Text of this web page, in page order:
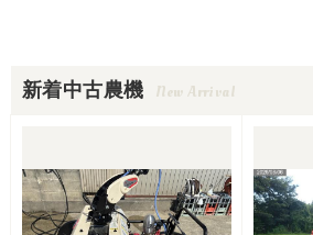
新着中古農機 New Arrival